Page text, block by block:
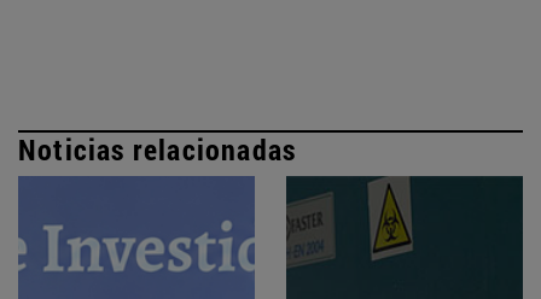
Noticias relacionadas